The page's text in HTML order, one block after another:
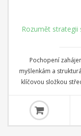
Rozumět strategii
Pochopení
myšlenkám a
klíčovou složkou